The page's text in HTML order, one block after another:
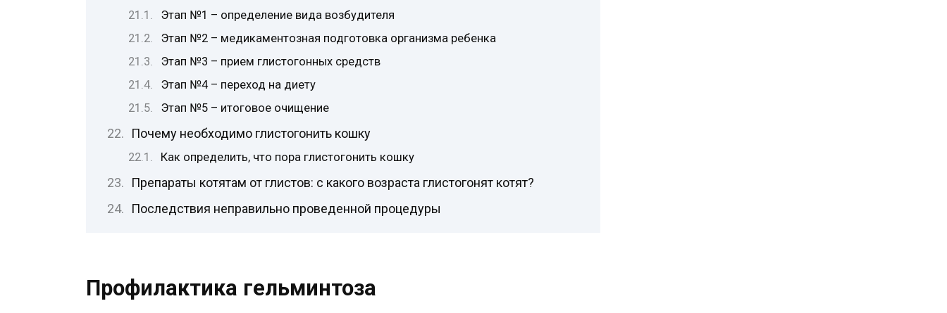
Этап №1 – определение вида возбудителя
Этап №2 – медикаментозная подготовка организма ребенка
Этап №3 – прием глистогонных средств
Этап №4 – переход на диету
Этап №5 – итоговое очищение
Почему необходимо глистогонить кошку
Как определить, что пора глистогонить кошку
Препараты котятам от глистов: с какого возраста глистогонят котят?
Последствия неправильно проведенной процедуры
Профилактика гельминтоза